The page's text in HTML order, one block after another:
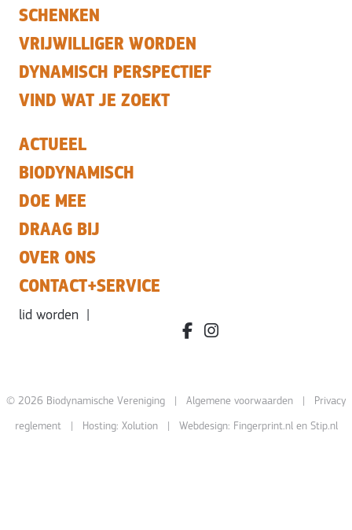
SCHENKEN
VRIJWILLIGER WORDEN
DYNAMISCH PERSPECTIEF
VIND WAT JE ZOEKT
ACTUEEL
BIODYNAMISCH
DOE MEE
DRAAG BIJ
OVER ONS
CONTACT+SERVICE
lid worden
facebook.com/bdvereniging/
instagram.com/
© 2026 Biodynamische Vereniging | Algemene voorwaarden| Privacy
reglement| Hosting: Xolution| Webdesign: Fingerprint.nlen Stip.nl